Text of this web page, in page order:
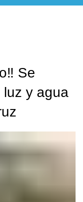
Se
luz y agua